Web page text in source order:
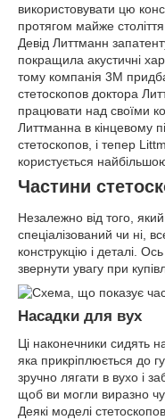
використовувати цю
протягом майже
Девід Литтманн
покращила акустичні
тому компанія 3M
стетоскопов доктора
працювати над своїми
Литтманна в кінцевому
стетоскопов, і тепер
користується
Частини
Незалежно від того, який
спеціалізований чи ні,
конструкцію і деталі.
звернути увагу при
Насадки для вух
Ці наконечники сидять
яка прикріплюється до
зручно лягати в вухо і
щоб ви могли виразно
Деякі моделі